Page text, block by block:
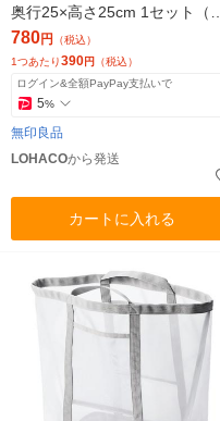
奥行25×高さ25cm 1セット（1
個×2） 良品計画
780円
（税込）
1つあたり390円 （税込）
ログイン&全額PayPay支払いで
5%
無印良品
LOHACOから発送
カートに入れる